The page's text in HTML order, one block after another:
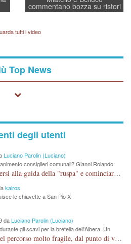
commentano bozza su ristori
BPVi e Veneto Banca
tutti i video
Top News
degli utenti
Luciano Parolin (Luciano)
consiglieri comunali? Gianni Rolando:
bene così"
Intanto Rolando potrebbe mettersi alla guida della "ruspa" e cominciare a scavare l'acqua alle Maddalene, con tanti Auguri di Acque Vicentine, magari deviando il percorso della Bretella. Amen.
kairos
le chiavette a San Pio X
daLuciano Parolin (Luciano)
gli scavi per la bretella dell'Albera. Un
Avevo già scritto a proposito del percorso molto fragile, dal punto di vista archeologico. La zona è sicuramente ricca di testimonianze religiose, con insediamenti abitativi, vedi l'acquedotto romano di Lobbia. Spero, che risorgive della Seriola, non subiscano danni.